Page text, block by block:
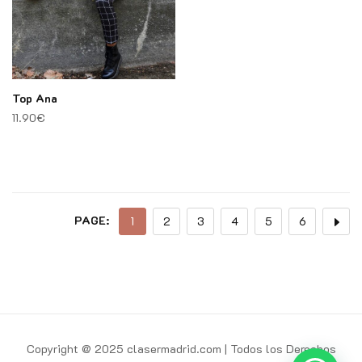
Top Ana
11.90€
PAGE: 1 2 3 4 5 6
Copyright @ 2025 clasermadrid.com | Todos los Derechos